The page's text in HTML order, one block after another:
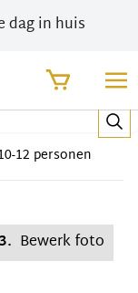
dag in huis
12 personen
Bewerk foto